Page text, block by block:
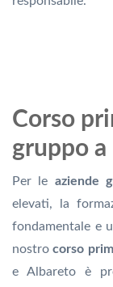
Corso
gruppo a
Per le aziende
elevati, la
fondamentale e
nostrocorso
e Albareto è